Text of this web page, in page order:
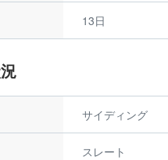
13日
サイディング
スレート